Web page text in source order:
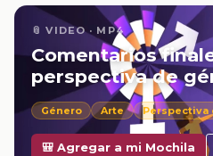
📎 VIDEO · MP4
Comentarios
perspectiva de
Género Arte Perspectiva
🎒 Agregar a mi Mochila